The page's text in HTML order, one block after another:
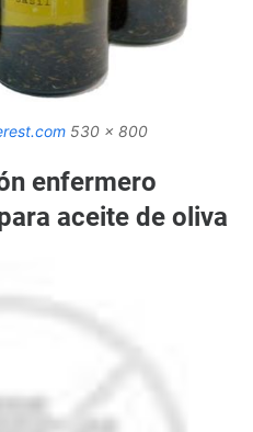
530 x 800
enfermero
aceite de oliva